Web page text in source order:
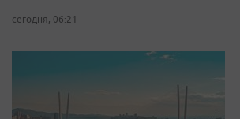
сегодня, 06:21